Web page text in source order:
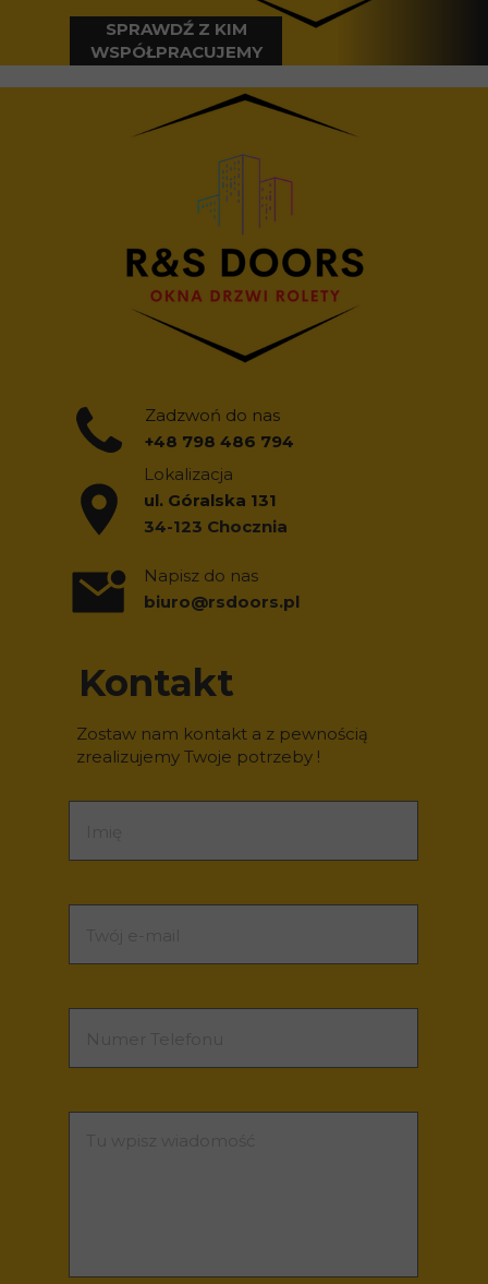
SPRAWDŹ Z KIM
WSPÓŁPRACUJEMY
Zostaw nam kontakt a z pewnością
zrealizujemy Twoje potrzeby !
Kontakt
Zadzwoń do nas
+48 798 486 794
Lokalizacja
ul. Góralska 131
34-123 Chocznia
Napisz do nas
biuro@rsdoors.pl